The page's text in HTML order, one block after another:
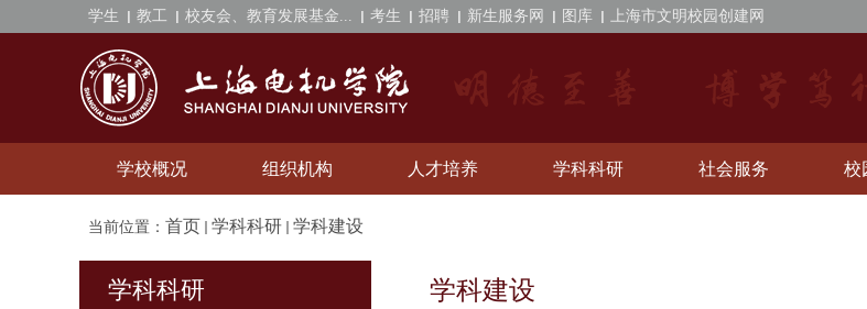
学生 教工 校友会、教育发展基金... 考生 招聘 新生服务网 图库 上海市文明校园创建网
学校概况 组织机构 人才培养 学科科研 社会服务 校
当前位置： 首页 学科科研 学科建设
学科科研 学科建设